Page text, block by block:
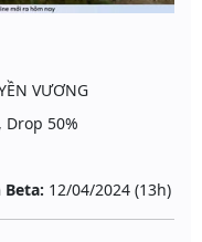
VƯƠNG
Drop 50%
Beta: 12/04/2024 (13h)